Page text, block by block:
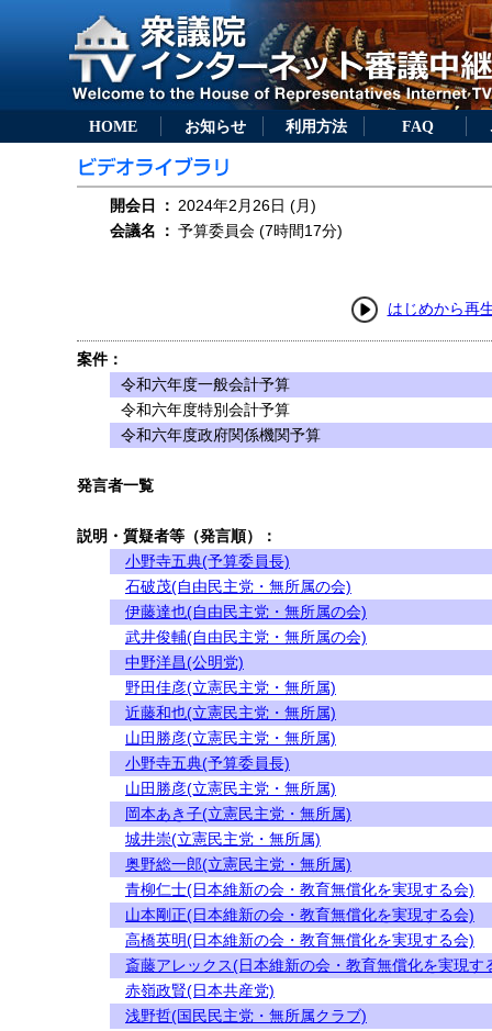
HOME お知らせ 利用方法 FAQ
開会日 ： 2024年2月26日 (月)
会議名
： 予算委員会 (7時間17分)
はじめから再
案件：
令和六年度一般会計予算
令和六年度特別会計予算
令和六年度政府関係機関予算
発言者一覧
説明・質疑者等（発言順）：
小野寺五典(予算委員長)
石破茂(自由民主党・無所属の会)
伊藤達也(自由民主党・無所属の会)
武井俊輔(自由民主党・無所属の会)
中野洋昌(公明党)
野田佳彦(立憲民主党・無所属)
近藤和也(立憲民主党・無所属)
山田勝彦(立憲民主党・無所属)
小野寺五典(予算委員長)
山田勝彦(立憲民主党・無所属)
岡本あき子(立憲民主党・無所属)
城井崇(立憲民主党・無所属)
奥野総一郎(立憲民主党・無所属)
青柳仁士(日本維新の会・教育無償化を実現する会)
山本剛正(日本維新の会・教育無償化を実現する会)
高橋英明(日本維新の会・教育無償化を実現する会)
斎藤アレックス(日本維新の会・教育無償化を実現す
赤嶺政賢(日本共産党)
浅野哲(国民民主党・無所属クラブ)